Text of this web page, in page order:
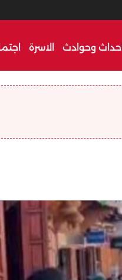
احداث وحوادث الاسرة